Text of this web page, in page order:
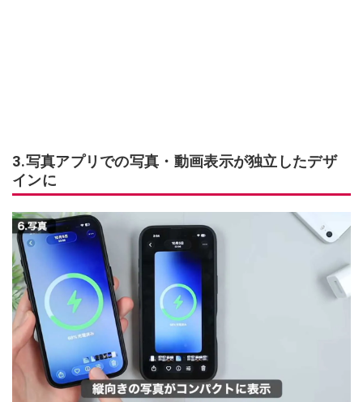
3.写真アプリでの写真・動画表示が独立したデザ
インに